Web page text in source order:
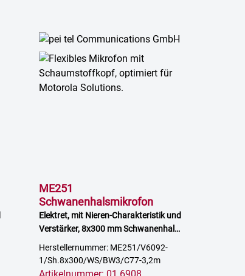
ME251
Schwanenhalsmikrofon
Elektret, mit Nieren-Charakteristik und
Verstärker, 8x300 mm Schwanenhals,
3,2 m Kabel mit offenem Ende, inkl.
Windschutz
Herstellernummer: ME251/V6092-
1/Sh.8x300/WS/BW3/C77-3,2m